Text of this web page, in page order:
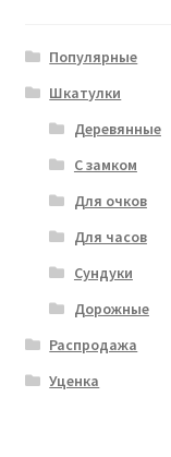
Популярные
Шкатулки
Деревянные
С замком
Для очков
Для часов
Сундуки
Дорожные
Распродажа
Уценка